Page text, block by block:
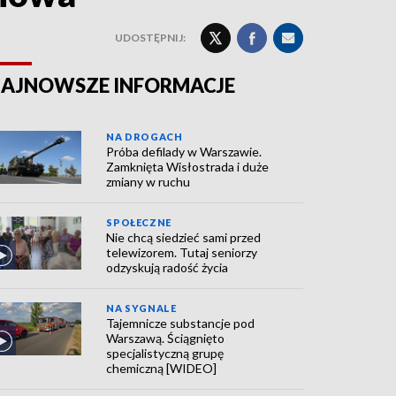
UDOSTĘPNIJ:
INFORMACJE
NA DROGACH
Próba defilady w Warszawie.
Zamknięta Wisłostrada i duże
zmiany w ruchu
SPOŁECZNE
Nie chcą siedzieć sami przed
telewizorem. Tutaj seniorzy
odzyskują radość życia
NA SYGNALE
Tajemnicze substancje pod
Warszawą. Ściągnięto
specjalistyczną grupę
chemiczną [WIDEO]